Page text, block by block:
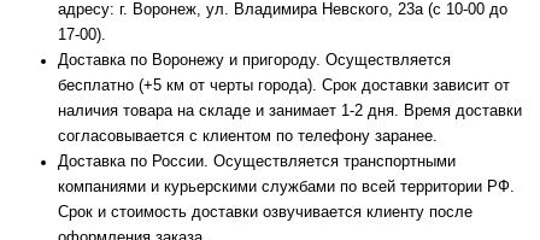
адресу: г. Воронеж, ул. Владимира Невского, 23а (с 10-00 до
17-00).
Доставка по Воронежу и пригороду. Осуществляется
бесплатно (+5 км от черты города). Срок доставки зависит от
наличия товара на складе и занимает 1-2 дня. Время доставки
согласовывается с клиентом по телефону заранее.
Доставка по России. Осуществляется транспортными
компаниями и курьерскими службами по всей территории РФ.
Срок и стоимость доставки озвучивается клиенту после